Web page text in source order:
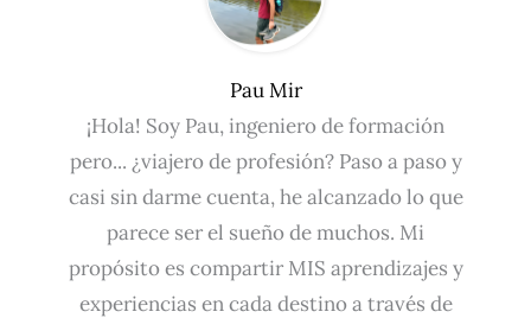
Pau Mir
¡Hola! Soy Pau, ingeniero de formación
pero... ¿viajero de profesión? Paso a paso y
casi sin darme cuenta, he alcanzado lo que
parece ser el sueño de muchos. Mi
propósito es compartir MIS aprendizajes y
experiencias en cada destino a través de